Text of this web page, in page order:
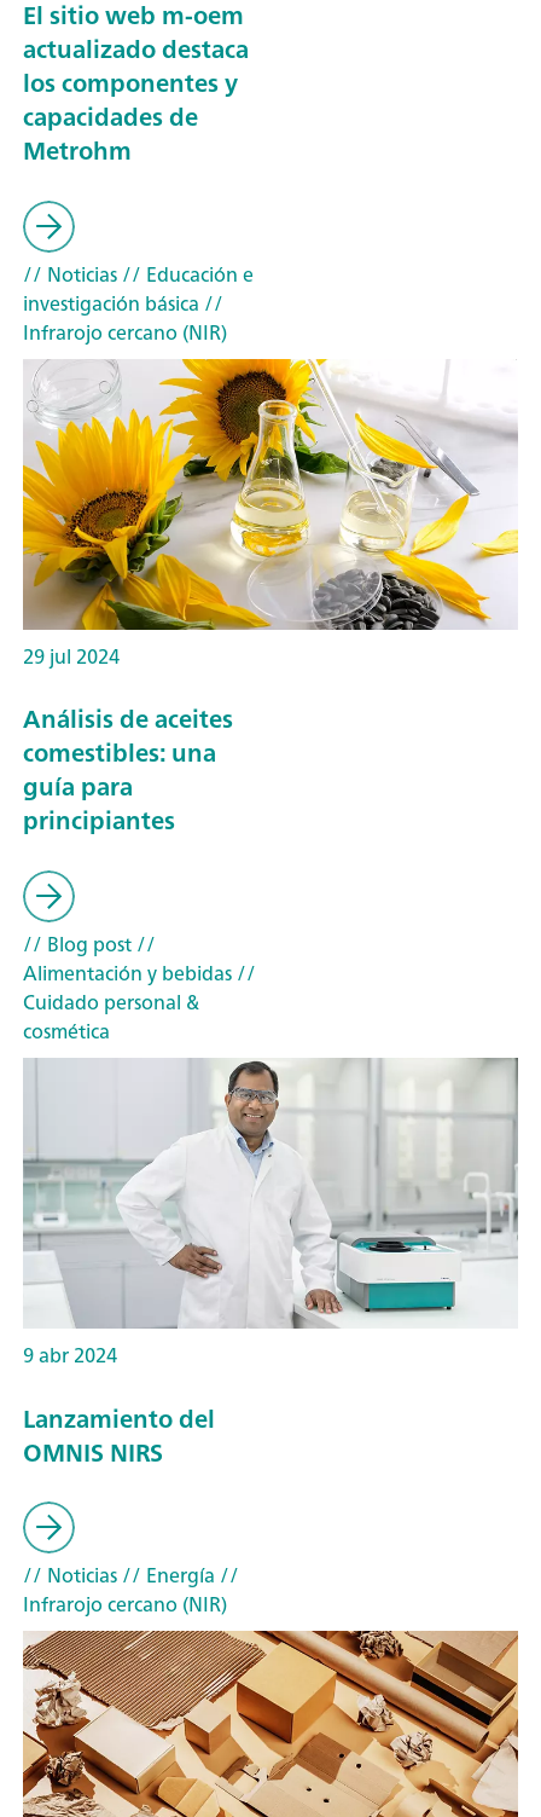
El sitio web m-oem
actualizado destaca
los componentes y
capacidades de
Metrohm
// Noticias// Educación e
investigación básica //
Infrarojo cercano (NIR)
29 jul 2024
Análisis de aceites
comestibles: una
guía para
principiantes
// Blog post//
Alimentación y bebidas//
Cuidado personal &
cosmética
9 abr 2024
Lanzamiento del
OMNIS NIRS
// Noticias// Energía //
Infrarojo cercano (NIR)